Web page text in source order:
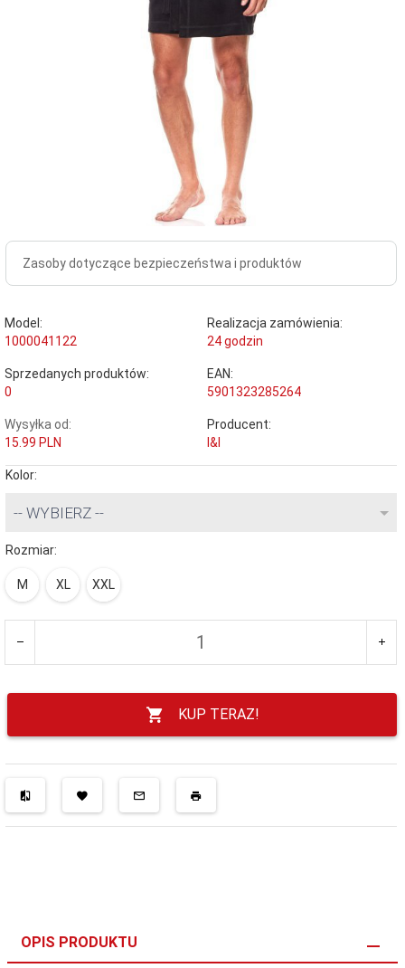
Zasoby dotyczące bezpieczeństwa i produktów
Model:
1000041122
Realizacja zamówienia:
24 godzin
Sprzedanych produktów:
0
EAN:
5901323285264
Wysyłka od:
15.99 PLN
Producent:
l&l
Kolor:
-- WYBIERZ --
Rozmiar:
M XL XXL
KUP TERAZ!
OPIS PRODUKTU